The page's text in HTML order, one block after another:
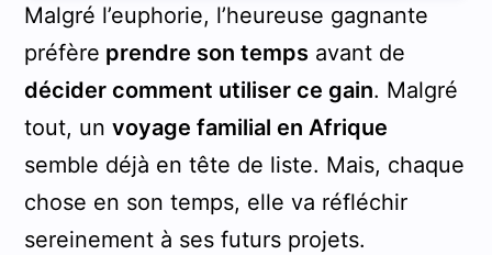
Malgré l’euphorie, l’heureuse gagnante
préfère prendre son tempsavant de
décider comment utiliser ce gain. Malgré
tout, un voyage familial en Afrique
semble déjà en tête de liste. Mais, chaque
chose en son temps, elle va réfléchir
sereinement à ses futurs projets.